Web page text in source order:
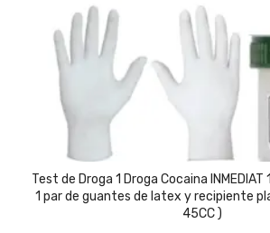
Test de Droga 1 Droga Cocaina INMEDIAT
1 par de guantes de latex y recipiente
45CC )